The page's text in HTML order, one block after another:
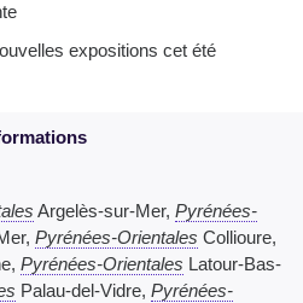
expositions cet été
Argelès-sur-Mer, Pyrénées-
Pyrénées-Orientales Collioure,
Pyrénées-Orientales Latour-Bas-
Palau-del-Vidre, Pyrénées-